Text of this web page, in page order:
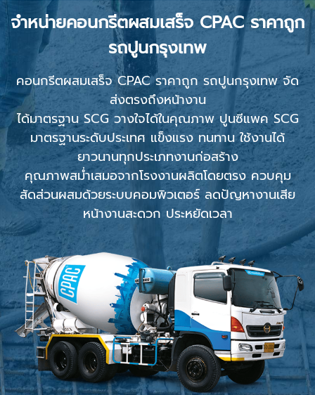
จำหน่ายคอนกรีตผสมเสร็จ CPAC ราคาถูก
รถปูนกรุงเทพ
คอนกรีตผสมเสร็จ CPAC ราคาถูก รถปูนกรุงเทพ จัด
ส่งตรงถึงหน้างาน
ได้มาตรฐาน SCG วางใจได้ในคุณภาพ ปูนซีแพค SCG
มาตรฐานระดับประเทศ แข็งแรง ทนทาน ใช้งานได้
ยาวนานทุกประเภทงานก่อสร้าง
คุณภาพสม่ำเสมอจากโรงงานผลิตโดยตรง ควบคุม
สัดส่วนผสมด้วยระบบคอมพิวเตอร์ ลดปัญหางานเสีย
หน้างานสะดวก ประหยัดเวลา